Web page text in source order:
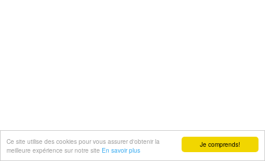
Je comprends!
Ce site utilise des cookies pour vous assurer d'obtenir la
meilleure expérience sur notre site En savoir plus